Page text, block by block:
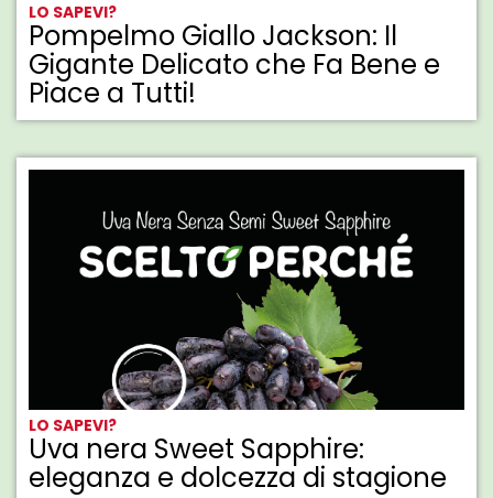
LO SAPEVI?
Pompelmo Giallo Jackson: Il
Gigante Delicato che Fa Bene e
Piace a Tutti!
LO SAPEVI?
Uva nera Sweet Sapphire:
eleganza e dolcezza di stagione